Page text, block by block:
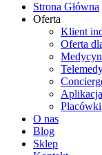
Strona Główna
Oferta
Klient
Oferta
O nas
Blog
Sklep